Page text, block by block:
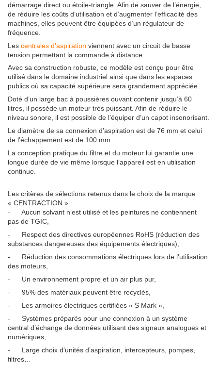
démarrage direct ou étoile-triangle. Afin de sauver de l’énergie,
de réduire les coûts d’utilisation et d’augmenter l’efficacité des
machines, elles peuvent être équipées d’un régulateur de
fréquence.
Les centrales d’aspiration viennent avec un circuit de basse
tension permettant la commande à distance.
Avec sa construction robuste, ce modèle est conçu pour être
utilisé dans le domaine industriel ainsi que dans les espaces
publics où sa capacité supérieure sera grandement appréciée.
Doté d’un large bac à poussières ouvant contenir jusqu’à 60
litres, il possède un moteur très puissant. Afin de réduire le
niveau sonore, il est possible de l’équiper d’un capot insonorisant.
Le diamètre de sa connexion d’aspiration est de 76 mm et celui
de l’échappement est de 100 mm.
La conception pratique du filtre et du moteur lui garantie une
longue durée de vie même lorsque l’appareil est en utilisation
continue.
Les critères de sélections retenus dans le choix de la marque
« CENTRACTION » :
- Aucun solvant n’est utilisé et les peintures ne contiennent
pas de TGIC,
- Respect des directives européennes RoHS (réduction des
substances dangereuses des équipements électriques),
- Réduction des consommations électriques lors de l’utilisation
des moteurs,
- Un environnement propre et un air plus pur,
- 95% des matériaux peuvent être recyclés,
- Les armoires électriques certifiées « S Mark »,
- Systèmes préparés pour une connexion à un système
central d’échange de données utilisant des signaux analogues et
numériques,
- Large choix d’unités d’aspiration, intercepteurs, pompes,
filtres…